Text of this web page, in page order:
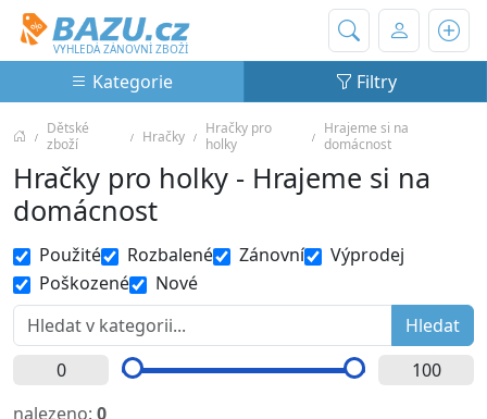
Bazu.cz
VYHLEDÁ ZÁNOVNÍ ZBOŽÍ
Kategorie Filtry
Dětské
zboží
Hračky
Hračky pro
holky
Hrajeme si na
domácnost
Hračky pro holky - Hrajeme si na
domácnost
Použité Rozbalené Zánovní
Výprodej
Poškozené
Nové
nalezeno: 0